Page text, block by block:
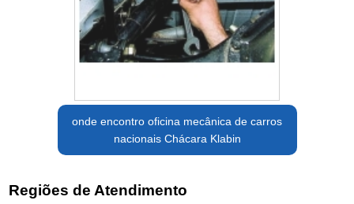
onde encontro oficina mecânica de carros
nacionais Chácara Klabin
Regiões de Atendimento